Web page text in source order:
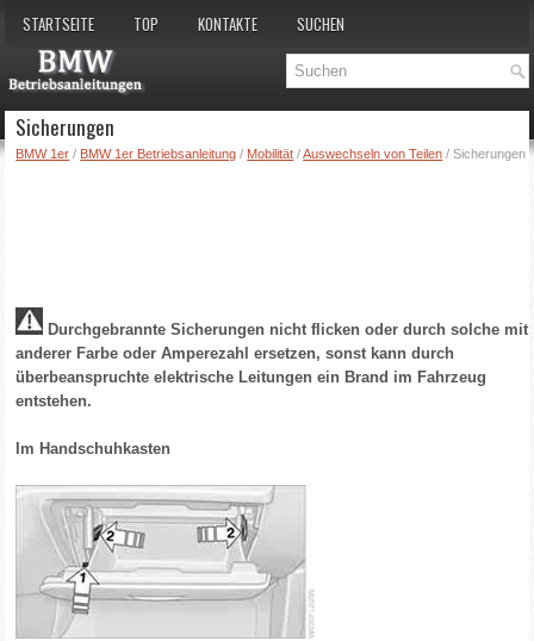
STARTSEITE TOP KONTAKTE SUCHEN
Sicherungen
BMW 1er / BMW 1er Betriebsanleitung / Mobilität /Auswechseln von Teilen / Sicherungen
Durchgebrannte Sicherungen nicht flicken oder durch solche mit
anderer Farbe oder Amperezahl ersetzen, sonst kann durch
überbeanspruchte elektrische Leitungen ein Brand im Fahrzeug
entstehen.
Im Handschuhkasten